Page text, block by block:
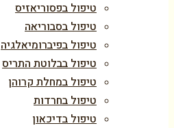
טיפול בפסוריאזיס
טיפול בסבוריאה
טיפול בפיברומיאלגיה
טיפול בבלוטת התריס
טיפול במחלת קרוהן
טיפול בחרדות
טיפול בדיכאון